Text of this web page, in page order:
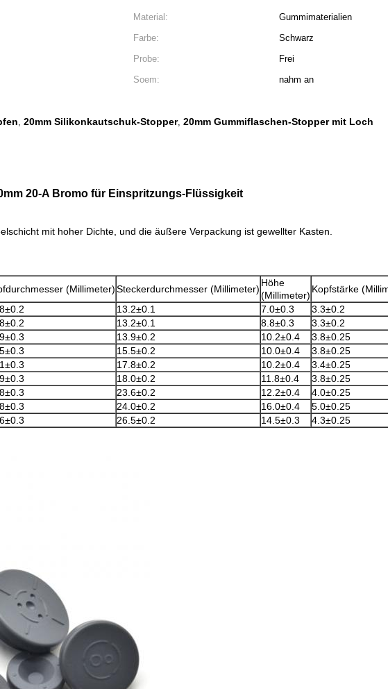
Material:
Gummimaterialien
Farbe:
Schwarz
Probe:
Frei
Soem:
nahm an
, 20mm Silikonkautschuk-Stopper, 20mm Gummiflaschen-Stopper mit Loch
20-A Bromo für Einspritzungs-Flüssigkeit
mit hoher Dichte, und die äußere Verpackung ist gewellter Kasten.
(Millimeter)Steckerdurchmesser (Millimeter)
Höhe
(Millimeter)
Kopfstärke
13.2±0.1 7.0±0.3
3.3±0.2
13.2±0.1 8.8±0.3
3.3±0.2
13.9±0.2 10.2±0.4
3.8±0.25
15.5±0.2 10.0±0.4
3.8±0.25
17.8±0.2 10.2±0.4
3.4±0.25
18.0±0.2 11.8±0.4
3.8±0.25
23.6±0.2 12.2±0.4
4.0±0.25
24.0±0.2 16.0±0.4
5.0±0.25
26.5±0.2 14.5±0.3 4.3±0.25